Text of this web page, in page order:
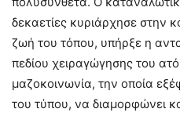
δεκαετίες κυριάρχησε στην
ζωή του τόπου, υπήρξε η
πεδίου χειραγώγησης του
μαζοκοινωνία, την οποία
του τύπου, να διαμορφώνει